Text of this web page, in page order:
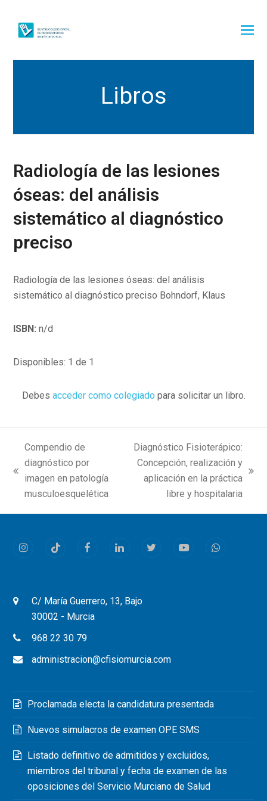
Libros
Radiología de las lesiones
óseas: del análisis
sistemático al diagnóstico
preciso
Radiología de las lesiones óseas: del análisis
sistemático al diagnóstico preciso Bohndorf, Klaus
ISBN: n/d
Disponibles: 1 de 1
Debes acceder como colegiado para solicitar un libro.
previous
post:
Compendio de
diagnóstico por
imagen en patología
musculoesquelética
Diagnóstico Fisioterápico:
Concepción, realización y
aplicación en la práctica
libre y hospitalaria
InstagramTiktok FacebookLinkedInTwitterYoutubeWhatsapp
C/ María Guerrero, 13, Bajo
30002 - Murcia
968 22 30 79
administracion@cfisiomurcia.com
Proclamada electa la candidatura presentada
Nuevos simulacros de examen OPE SMS
Listado definitivo de admitidos y excluidos,
miembros del tribunal y fecha de examen de las
oposiciones del Servicio Murciano de Salud